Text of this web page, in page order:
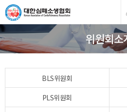
위원회소
BLS위원회
PLS위원회